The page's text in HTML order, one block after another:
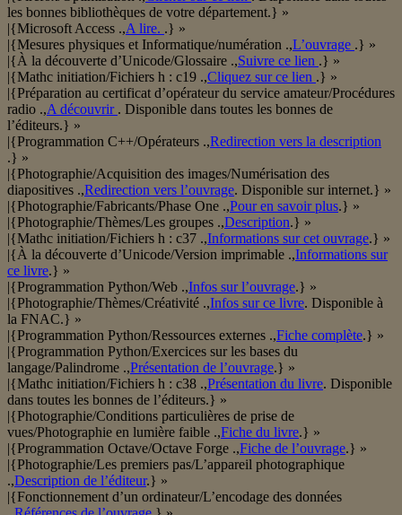
les bonnes bibliothèques de votre département.} »
|{Microsoft Access .,A lire. .} »
|{Mesures physiques et Informatique/numération .,L’ouvrage .} »
|{À la découverte d’Unicode/Glossaire .,Suivre ce lien .} »
|{Mathc initiation/Fichiers h : c19 .,Cliquez sur ce lien .} »
|{Préparation au certificat d’opérateur du service amateur/Procédures
radio .,A découvrir . Disponible dans toutes les bonnes de
l’éditeurs.} »
|{Programmation C++/Opérateurs .,Redirection vers la description
.} »
|{Photographie/Acquisition des images/Numérisation des
diapositives .,Redirection vers l’ouvrage. Disponible sur internet.} »
|{Photographie/Fabricants/Phase One .,Pour en savoir plus.} »
|{Photographie/Thèmes/Les groupes .,Description.} »
|{Mathc initiation/Fichiers h : c37 .,Informations sur cet ouvrage.} »
|{À la découverte d’Unicode/Version imprimable .,Informations sur
ce livre.} »
|{Programmation Python/Web .,Infos sur l’ouvrage.} »
|{Photographie/Thèmes/Créativité .,Infos sur ce livre. Disponible à
la FNAC.} »
|{Programmation Python/Ressources externes .,Fiche complète.} »
|{Programmation Python/Exercices sur les bases du
langage/Palindrome .,Présentation de l’ouvrage.} »
|{Mathc initiation/Fichiers h : c38 .,Présentation du livre. Disponible
dans toutes les bonnes de l’éditeurs.} »
|{Photographie/Conditions particulières de prise de
vues/Photographie en lumière faible .,Fiche du livre.} »
|{Programmation Octave/Octave Forge .,Fiche de l’ouvrage.} »
|{Photographie/Les premiers pas/L’appareil photographique
.,Description de l’éditeur.} »
|{Fonctionnement d’un ordinateur/L’encodage des données